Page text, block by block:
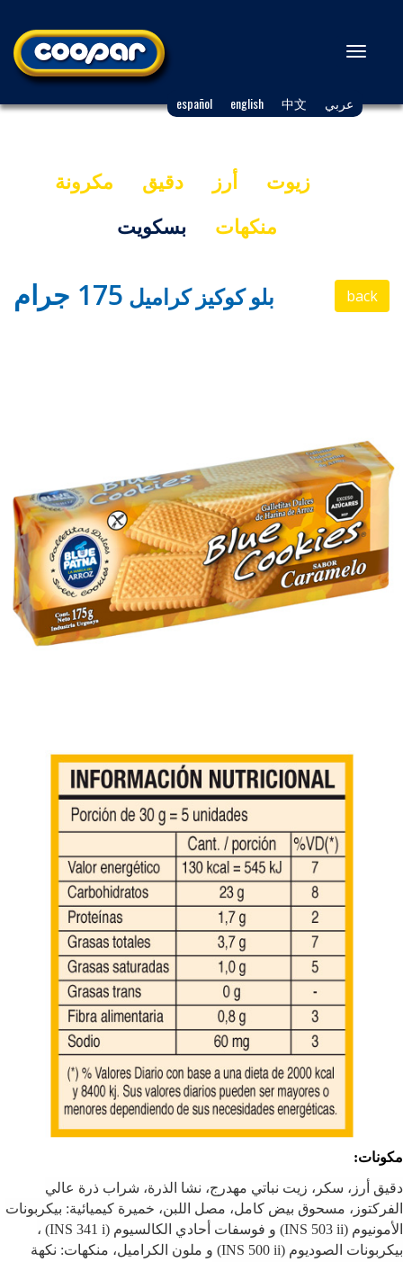
español english 中文 عربي
Toggle
زيوت أرز دقيق
مكرونة
منكهات
بسكويت
بلو كوكيز كراميل 175 جرام back
مكونات:
دقيق أرز، سكر، زيت نباتي مهدرج، نشا الذرة، شراب ذرة عالي
الفركتوز، مسحوق بيض كامل، مصل اللبن، خميرة كيميائية: بيكربونات
الأمونيوم (INS 503 ii) و فوسفات أحادي الكالسيوم (INS 341 i)
،
بيكربونات الصوديوم (INS 500 ii)
و ملون الكراميل، منكهات: نكهة